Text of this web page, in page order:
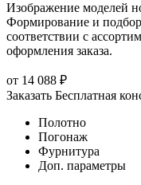
Изображение моделей
Формирование и подбор
соответствии с
оформления заказа.
от 14 088 ₽
Заказать Бесплатная
Полотно
Погонаж
Фурнитура
Доп. параметры